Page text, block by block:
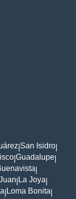
San Isidro
Guadalupe
La Joya
Loma Bonita